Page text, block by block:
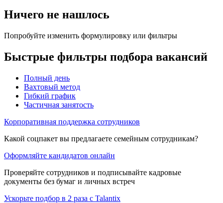
Ничего не нашлось
Попробуйте изменить формулировку или фильтры
Быстрые фильтры подбора вакансий
Полный день
Вахтовый метод
Гибкий график
Частичная занятость
Корпоративная поддержка сотрудников
Какой соцпакет вы предлагаете семейным сотрудникам?
Оформляйте кандидатов онлайн
Проверяйте сотрудников и подписывайте кадровые
документы без бумаг и личных встреч
Ускорьте подбор в 2 раза с Talantix